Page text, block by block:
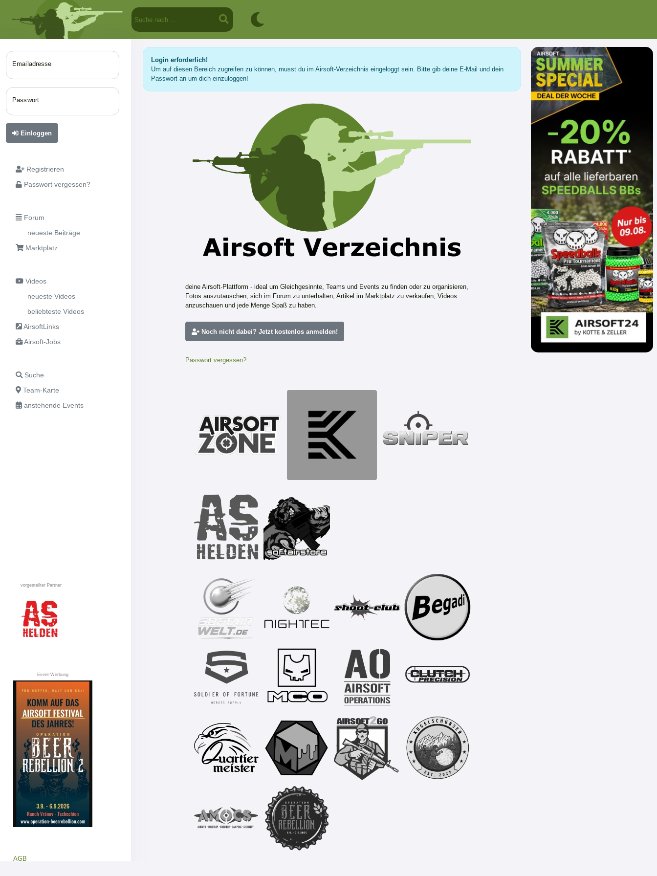
Emailadresse
Passwort
Einloggen
Registrieren
Passwort vergessen?
Forum
neueste Beiträge
Marktplatz
Videos
neueste Videos
beliebteste Videos
AirsoftLinks
Airsoft-Jobs
Suche
Team-Karte
anstehende Events
vorgestellter Partner
Event-Werbung
AGB
Login erforderlich!
Um auf diesen Bereich zugreifen zu können, musst du im Airsoft-Verzeichnis eingeloggt sein. Bitte gib deine E-Mail und dein
Passwort an um dich einzuloggen!
deine Airsoft-Plattform - ideal um Gleichgesinnte, Teams und Events zu finden oder zu organisieren,
Fotos auszutauschen, sich im Forum zu unterhalten, Artikel im Marktplatz zu verkaufen, Videos
anzuschauen und jede Menge Spaß zu haben.
Noch nicht dabei? Jetzt kostenlos anmelden!
Passwort vergessen?